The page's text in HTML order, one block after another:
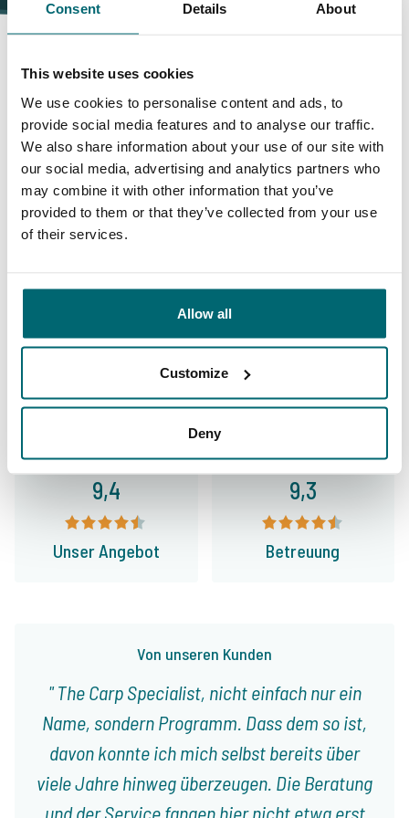
Consent Details About
This website uses cookies
We use cookies to personalise content and ads, to
provide social media features and to analyse our traffic.
We also share information about your use of our site with
our social media, advertising and analytics partners who
may combine it with other information that you’ve
provided to them or that they’ve collected from your use
of their services.
Allow all
Customize
Deny
Darum buchen Sie bei The
Carp Specialist
35157 Angler haben uns bereits bewertet
Von unseren Kunden
The Carp Specialist, nicht einfach nur ein
Name, sondern Programm. Dass dem so ist,
davon konnte ich mich selbst bereits über
viele Jahre hinweg überzeugen. Die Beratung
und der Service fangen hier nicht etwa erst
9,4
Unser Angebot
9,3
Betreuung